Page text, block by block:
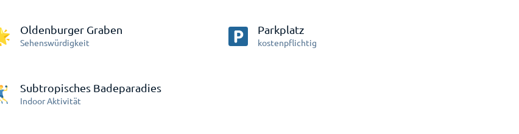
Oldenburger Graben
Sehenswürdigkeit
Parkplatz
kostenpflichtig
Subtropisches Badeparadies
Indoor Aktivität